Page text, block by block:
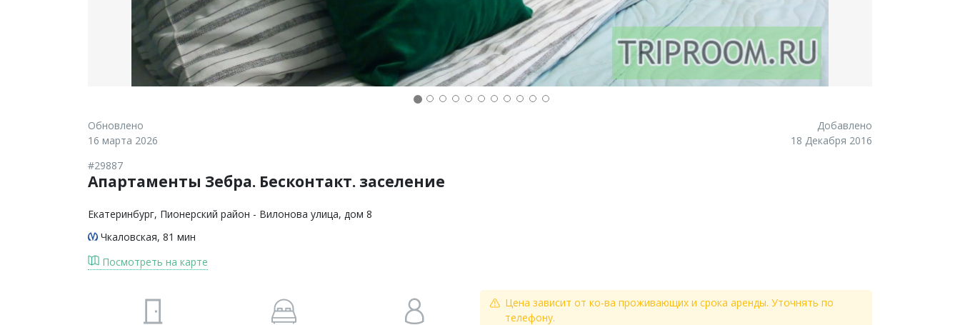
Обновлено
16 марта 2026
Добавлено
18 Декабря 2016
Апартаменты Зебра. Бесконтакт. заселение
#29887
Екатеринбург, Пионерский район - Вилонова улица, дом 8
Чкаловская, 81 мин
Посмотреть на карте
Цена зависит от ко-ва проживающих и срока аренды. Уточнять по
телефону.